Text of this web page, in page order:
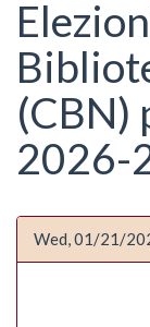
(CBN)
2026-
Wed, 01/21/